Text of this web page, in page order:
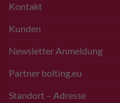
Kontakt
Kunden
Newsletter Anmeldung
Partner bolting.eu
Standort – Adresse